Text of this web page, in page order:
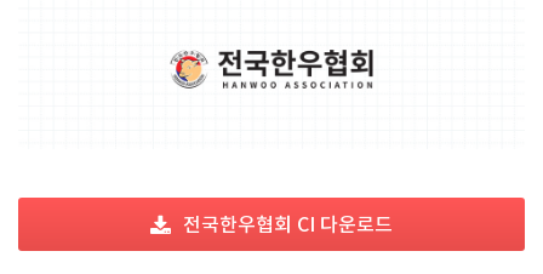
전국한우협회 CI 다운로드